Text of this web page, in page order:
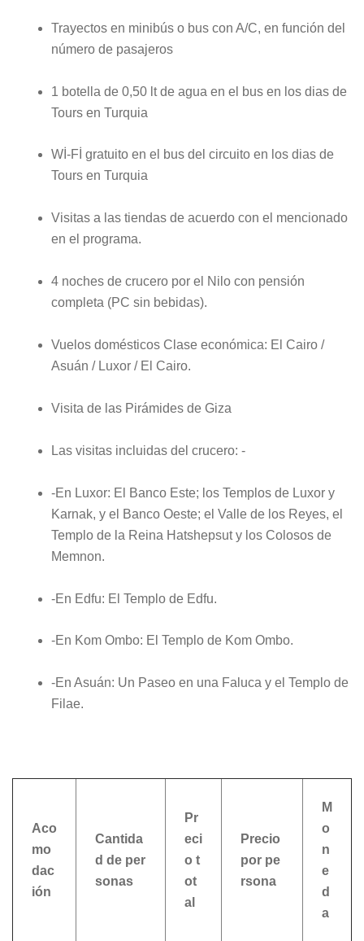
Trayectos en minibús o bus con A/C, en función del
número de pasajeros
1 botella de 0,50 lt de agua en el bus en los dias de
Tours en Turquia
Wİ-Fİ gratuito en el bus del circuito en los dias de
Tours en Turquia
Visitas a las tiendas de acuerdo con el mencionado
en el programa.
4 noches de crucero por el Nilo con pensión
completa (PC sin bebidas).
Vuelos domésticos Clase económica: El Cairo /
Asuán / Luxor / El Cairo.
Visita de las Pirámides de Giza
Las visitas incluidas del crucero: -
-En Luxor: El Banco Este; los Templos de Luxor y
Karnak, y el Banco Oeste; el Valle de los Reyes, el
Templo de la Reina Hatshepsut y los Colosos de
Memnon.
-En Edfu: El Templo de Edfu.
-En Kom Ombo: El Templo de Kom Ombo.
-En Asuán: Un Paseo en una Faluca y el Templo de
Filae.
Aco
mo
dac
ión
Cantida
d de per
sonas
Pr
eci
o t
ot
al
Precio
por pe
rsona
M
o
n
e
d
a